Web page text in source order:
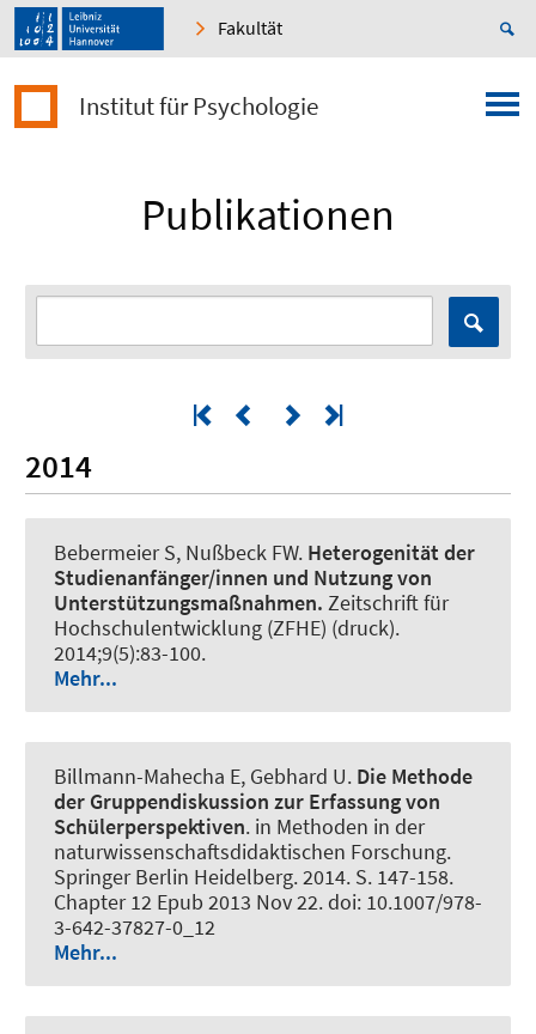
Fakultät
Institut für Psychologie
Publikationen
2014
Bebermeier S, Nußbeck FW. Heterogenität der
Studienanfänger/innen und Nutzung von
Unterstützungsmaßnahmen. Zeitschrift für
Hochschulentwicklung (ZFHE) (druck).
2014;9(5):83-100.
Mehr...
Billmann-Mahecha E, Gebhard U. Die Methode
der Gruppendiskussion zur Erfassung von
Schülerperspektiven. in Methoden in der
naturwissenschaftsdidaktischen Forschung.
Springer Berlin Heidelberg. 2014. S. 147-158.
Chapter 12 Epub 2013 Nov 22. doi: 10.1007/978-
3-642-37827-0_12
Mehr...